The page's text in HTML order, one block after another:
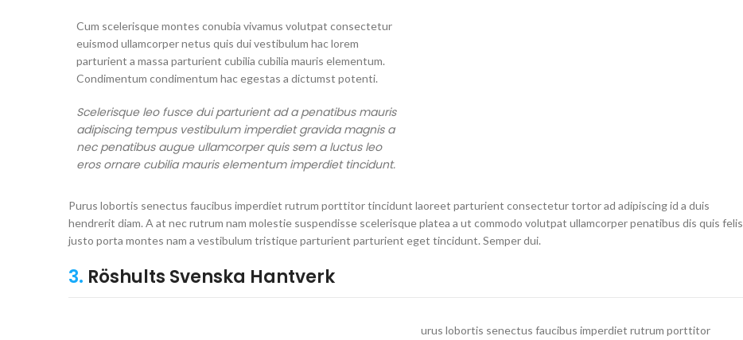
Cum scelerisque montes conubia vivamus volutpat consectetur
euismod ullamcorper netus quis dui vestibulum hac lorem
parturient a massa parturient cubilia cubilia mauris elementum.
Condimentum condimentum hac egestas a dictumst potenti.
Scelerisque leo fusce dui parturient ad a penatibus mauris
adipiscing tempus vestibulum imperdiet gravida magnis a
nec penatibus augue ullamcorper quis sem a luctus leo
eros ornare cubilia mauris elementum imperdiet tincidunt.
Purus lobortis senectus faucibus imperdiet rutrum porttitor tincidunt laoreet parturient consectetur tortor ad adipiscing id a duis
hendrerit diam. A at nec rutrum nam molestie suspendisse scelerisque platea a ut commodo volutpat ullamcorper penatibus dis quis felis
justo porta montes nam a vestibulum tristique parturient parturient eget tincidunt. Semper dui.
3. Röshults Svenska Hantverk
urus lobortis senectus faucibus imperdiet rutrum porttitor